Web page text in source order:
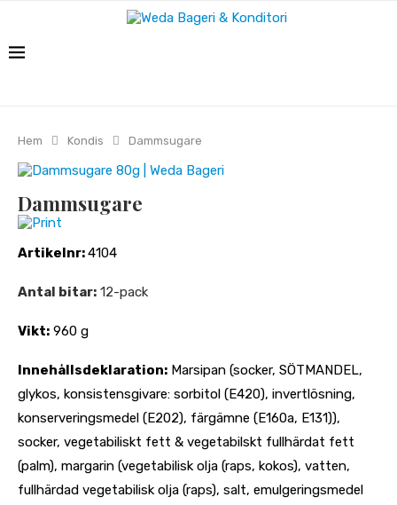
Hem Kondis Dammsugare
Dammsugare
Print
Artikelnr:4104
Antal bitar: 12-pack
Vikt: 960 g
Innehållsdeklaration: Marsipan (socker, SÖTMANDEL,
glykos, konsistensgivare: sorbitol (E420), invertlösning,
konserveringsmedel (E202), färgämne (E160a, E131)),
socker, vegetabiliskt fett & vegetabilskt fullhärdat fett
(palm), margarin (vegetabilisk olja (raps, kokos), vatten,
fullhärdad vegetabilisk olja (raps), salt, emulgeringsmedel